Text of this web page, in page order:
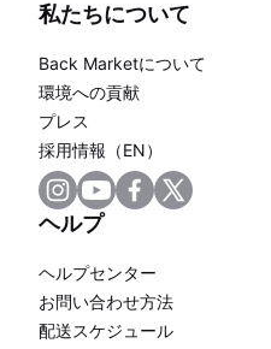
私たちについて
Back Marketについて
環境への貢献
プレス
採用情報（EN）
ヘルプ
ヘルプセンター
お問い合わせ方法
配送スケジュール